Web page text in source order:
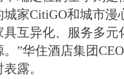
家CitiGO和城市漫
互异化、服务多元
”华住酒店集团
露。